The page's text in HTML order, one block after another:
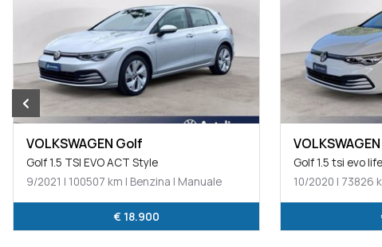
VOLKSWAGEN Golf
Golf 1.5 TSI EVO ACT Style
9/2021 | 100507 km | Benzina | Manuale
€ 18.900
Golf 1.5 tsi evo
10/2020 | 73826